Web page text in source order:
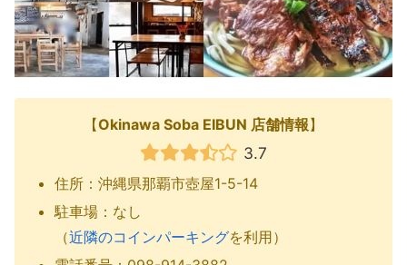
【Okinawa Soba EIBUN 店舗情報】
3.7
住所：沖縄県那覇市壺屋1-5-14
駐車場：なし
（近隣のコインパーキングを利用）